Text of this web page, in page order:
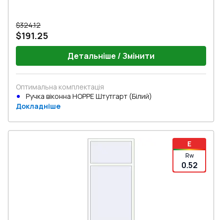
$324.12
$191.25
Детальніше / Змінити
Оптимальна комплектація
Ручка віконна HOPPE Штутгарт (Білий)
Докладніше
E
Rw
0.52